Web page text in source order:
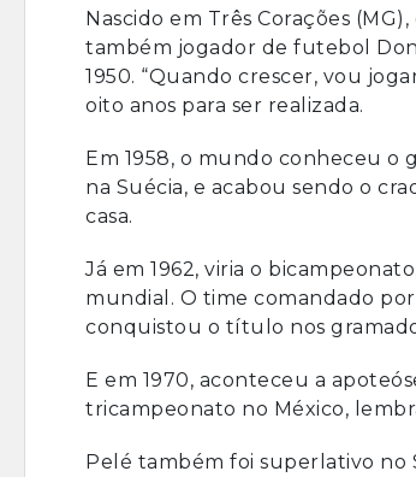
Nascido em Três Corações
também jogador de futebol
1950. “Quando crescer, vou
oito anos para ser realizada.
Em 1958, o mundo conheceu
na Suécia, e acabou sendo o
casa.
Já em 1962, viria o
mundial. O time comandado
conquistou o título nos
E em 1970, aconteceu a
tricampeonato no México,
Pelé também foi superlativo no